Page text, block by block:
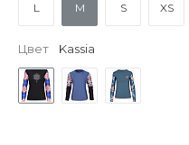
L M S XS
Цвет Kassia